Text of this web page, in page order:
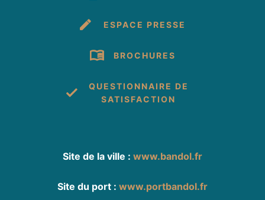
ESPACE PRESSE
BROCHURES
QUESTIONNAIRE DE
SATISFACTION
Site de la ville : www.bandol.fr
Site du port : www.portbandol.fr